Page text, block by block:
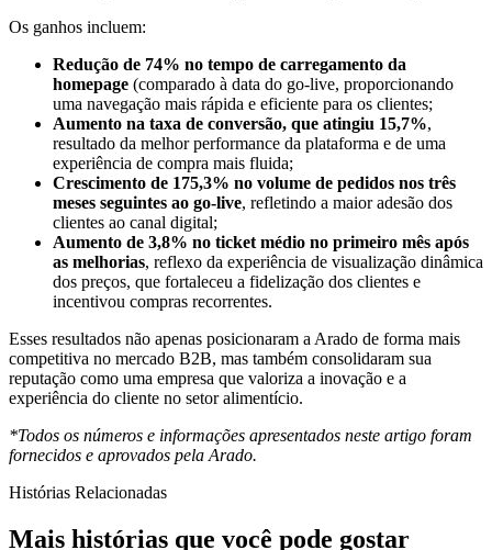
Os ganhos incluem:
Redução de 74% no tempo de carregamento da
homepage (comparado à data do go-live, proporcionando
uma navegação mais rápida e eficiente para os clientes;
Aumento na taxa de conversão, que atingiu 15,7%,
resultado da melhor performance da plataforma e de uma
experiência de compra mais fluida;
Crescimento de 175,3% no volume de pedidos nos três
meses seguintes ao go-live, refletindo a maior adesão dos
clientes ao canal digital;
Aumento de 3,8% no ticket médio no primeiro mês após
as melhorias, reflexo da experiência de visualização dinâmica
dos preços, que fortaleceu a fidelização dos clientes e
incentivou compras recorrentes.
Esses resultados não apenas posicionaram a Arado de forma mais
competitiva no mercado B2B, mas também consolidaram sua
reputação como uma empresa que valoriza a inovação e a
experiência do cliente no setor alimentício.
*Todos os números e informações apresentados neste artigo foram
fornecidos e aprovados pela Arado.
Histórias Relacionadas
Mais histórias que você pode gostar